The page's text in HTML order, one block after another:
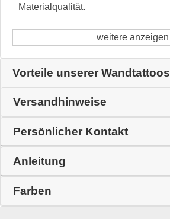
Materialqualität.
weitere anzeigen
Vorteile unserer Wandtattoos
Versandhinweise
Persönlicher Kontakt
Anleitung
Farben